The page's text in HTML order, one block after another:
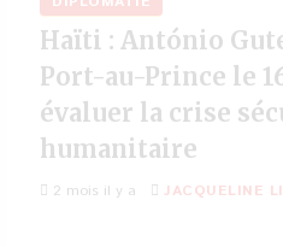
Haïti : António
Port-au-Prince le
évaluer la crise
humanitaire
2 mois il y a JACQUELINE